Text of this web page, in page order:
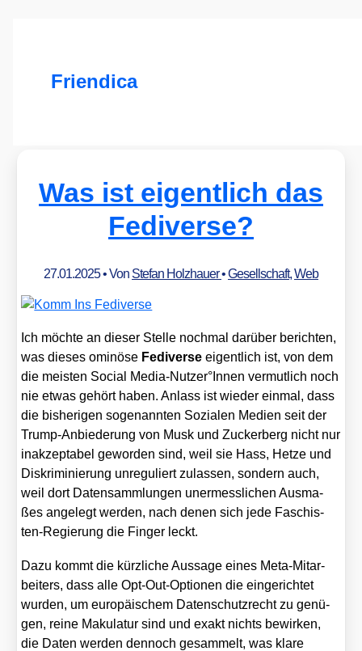
Friendica
Was ist eigentlich das
Fediverse?
27.01.2025• Von Stefan Holzhauer•Gesellschaft,Web
Ich möch­te an die­ser Stel­le noch­mal dar­über berich­ten,
was die­ses omi­nö­se Fedi­ver­se eigent­lich ist, von dem
die meis­ten Social Media-Nutzer°Innen ver­mut­lich noch
nie etwas gehört haben. Anlass ist wie­der ein­mal, dass
die bis­he­ri­gen soge­nann­ten Sozia­len Medi­en seit der
Trump-Anbie­de­rung von Musk und Zucker­berg nicht nur
inak­zep­ta­bel gewor­den sind, weil sie Hass, Het­ze und
Dis­kri­mi­nie­rung unre­gu­liert zulas­sen, son­dern auch,
weil dort Daten­samm­lun­gen uner­mess­li­chen Aus­ma­
ßes ange­legt wer­den, nach denen sich jede Faschis­
ten-Regie­rung die Fin­ger leckt.
Dazu kommt die kürz­li­che Aus­sa­ge eines Meta-Mit­ar­
bei­ters, dass alle Opt-Out-Optio­nen die ein­ge­rich­tet
wur­den, um euro­päi­schem Daten­schutz­recht zu genü­
gen, rei­ne Maku­la­tur sind und exakt nichts bewir­ken,
die Daten wer­den den­noch gesam­melt, was kla­re